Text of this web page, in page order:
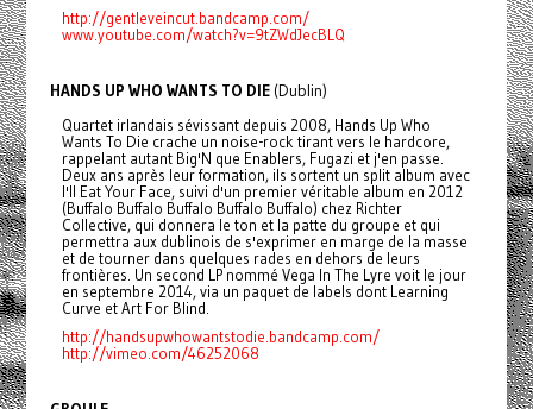
http://gentleveincut.bandcamp.com/
www.youtube.com/watch?v=9tZWdJecBLQ
HANDS UP WHO WANTS TO DIE(Dublin)
Quartet irlandais sévissant depuis 2008, Hands Up Who
Wants To Die crache un noise-rock tirant vers le hardcore,
rappelant autant Big'N que Enablers, Fugazi et j'en passe.
Deux ans après leur formation, ils sortent un split album avec
I'll Eat Your Face, suivi d'un premier véritable album en 2012
(Buffalo Buffalo Buffalo Buffalo Buffalo) chez Richter
Collective, qui donnera le ton et la patte du groupe et qui
permettra aux dublinois de s'exprimer en marge de la masse
et de tourner dans quelques rades en dehors de leurs
frontières. Un second LP nommé Vega In The Lyre voit le jour
en septembre 2014, via un paquet de labels dont Learning
Curve et Art For Blind.
http://handsupwhowantstodie.bandcamp.com/
http://vimeo.com/46252068